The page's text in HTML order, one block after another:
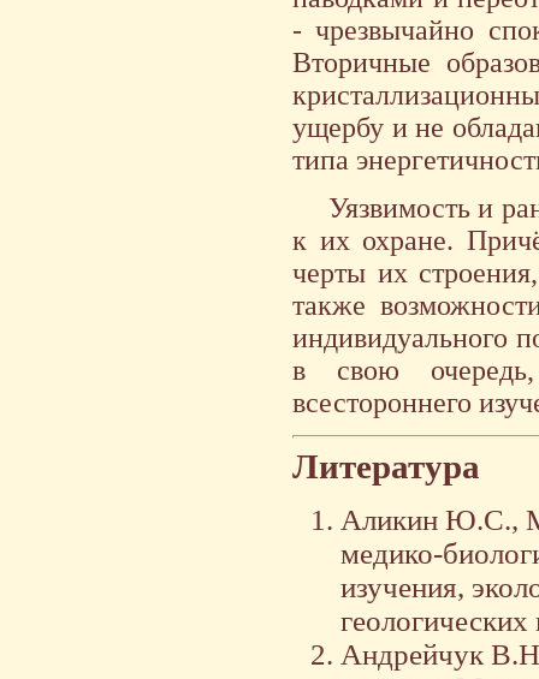
- чрезвычайно
Вторичные
ущербу и не
типа
Уязвимость и
к их охране.
черты их
также
индивидуального
в свою очередь,
всестороннего
Литература
Аликин Ю.С.,
медико-
изучения,
Андрейчук